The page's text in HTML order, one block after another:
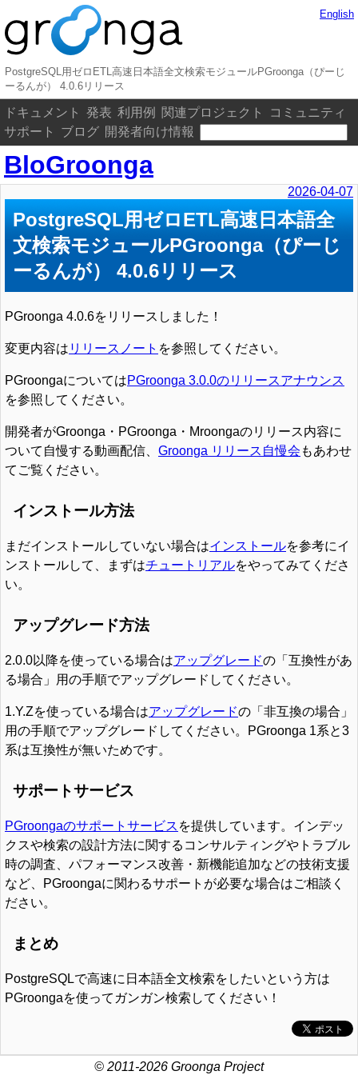
PostgreSQL用ゼロETL高速日本語全文検索モジュールPGroonga（ぴーじ
ーるんが） 4.0.6リリース
ドキュメント 発表 利用例 関連プロジェクト
コミュニティ
サポート
ブログ 開発者向け情報
English
BloGroonga
2026-04-07
PostgreSQL用ゼロETL高速日本語全
文検索モジュールPGroonga（ぴーじ
ーるんが） 4.0.6リリース
PGroonga 4.0.6をリリースしました！
変更内容は リリースノート を参照してください。
PGroongaについてはPGroonga 3.0.0のリリースアナウンス
を参照してください。
開発者がGroonga・PGroonga・Mroongaのリリース内容に
ついて自慢する動画配信、 Groonga リリース自慢会 もあわせ
てご覧ください。
インストール方法
まだインストールしていない場合はインストールを参考にイ
ンストールして、まずはチュートリアルをやってみてくださ
い。
アップグレード方法
2.0.0以降を使っている場合はアップグレードの「互換性があ
る場合」用の手順でアップグレードしてください。
1.Y.Zを使っている場合はアップグレードの「非互換の場合」
用の手順でアップグレードしてください。PGroonga 1系と3
系は互換性が無いためです。
サポートサービス
PGroongaのサポートサービス を提供しています。インデッ
クスや検索の設計方法に関するコンサルティングやトラブル
時の調査、パフォーマンス改善・新機能追加などの技術支援
など、PGroongaに関わるサポートが必要な場合はご相談く
ださい。
まとめ
PostgreSQLで高速に日本語全文検索をしたいという方は
PGroongaを使ってガンガン検索してください！
© 2011-2026 Groonga Project